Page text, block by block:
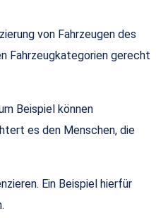
von Fahrzeugen des
Fahrzeugkategorien gerecht
Beispiel können
es den Menschen, die
Ein Beispiel hierfür